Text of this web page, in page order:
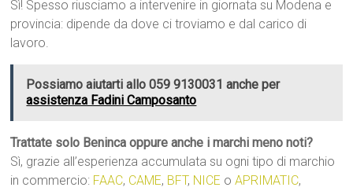
Sì! Spesso riusciamo a intervenire in giornata su Modena e
provincia: dipende da dove ci troviamo e dal carico di
lavoro.
Possiamo aiutarti allo 059 9130031 anche per
assistenza Fadini Camposanto
Trattate solo Beninca oppure anche i marchi meno noti?
Sì, grazie all’esperienza accumulata su ogni tipo di marchio
in commercio: FAAC, CAME, BFT, NICE oAPRIMATIC,